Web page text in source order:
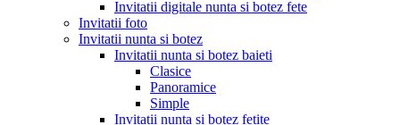
Invitatii digitale nunta si botez fete
Invitatii foto
Invitatii nunta si botez
Invitatii nunta si botez baieti
Clasice
Panoramice
Simple
Invitatii nunta si botez fetite